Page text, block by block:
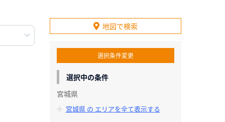
地図で検索
選択条件変更
選択中の条件
宮城県
宮城県 の エリアを全て表示する